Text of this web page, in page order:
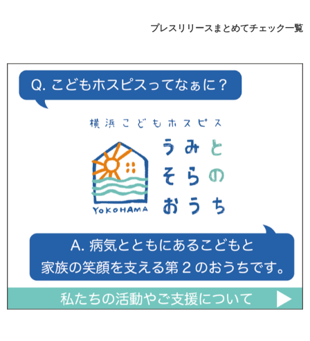
プレスリリースまとめてチェック一覧